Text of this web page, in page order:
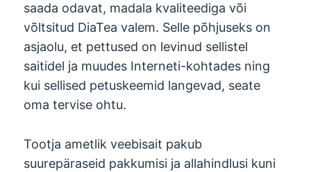
saada odavat, madala kvaliteediga või
võltsitud DiaTea valem. Selle põhjuseks on
asjaolu, et pettused on levinud sellistel
saitidel ja muudes Interneti-kohtades ning
kui sellised petuskeemid langevad, seate
oma tervise ohtu.
Tootja ametlik veebisait pakub
suurepäraseid pakkumisi ja allahindlusi kuni